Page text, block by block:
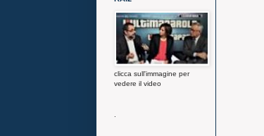
clicca sull'immagine per
vedere il video